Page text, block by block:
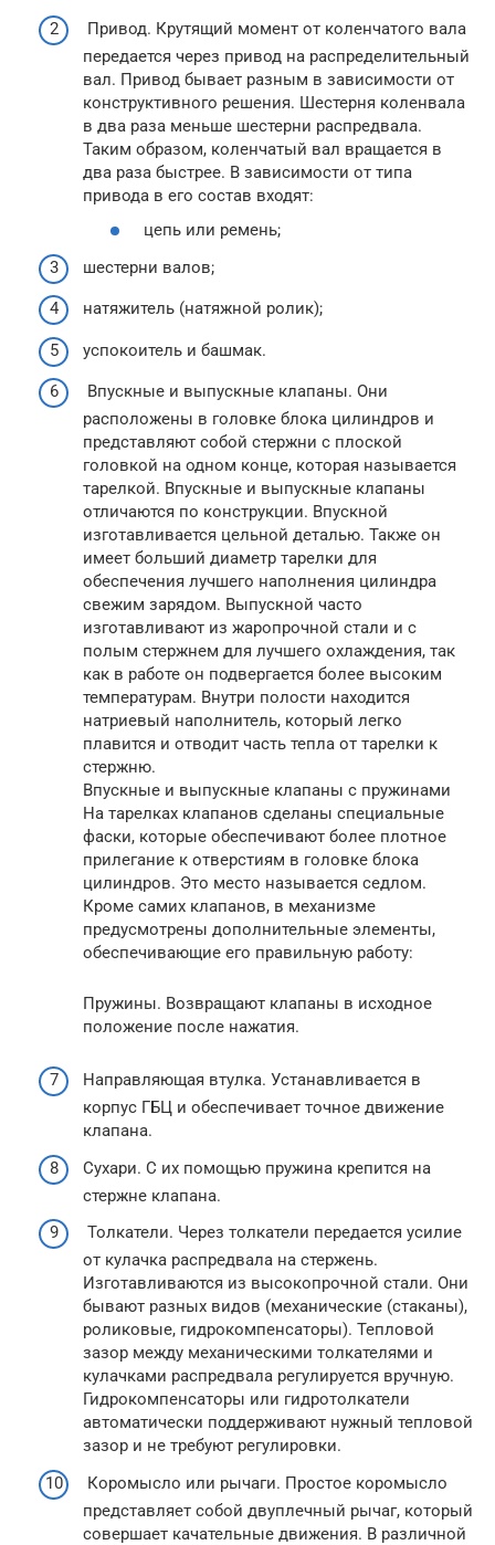
Привод. Крутящий момент от коленчатого вала
передается через привод на распределительный
вал. Привод бывает разным в зависимости от
конструктивного решения. Шестерня коленвала
в два раза меньше шестерни распредвала.
Таким образом, коленчатый вал вращается в
два раза быстрее. В зависимости от типа
привода в его состав входят:
цепь или ремень;
шестерни валов;
натяжитель (натяжной ролик);
успокоитель и башмак.
Впускные и выпускные клапаны. Они
расположены в головке блока цилиндров и
представляют собой стержни с плоской
головкой на одном конце, которая называется
тарелкой. Впускные и выпускные клапаны
отличаются по конструкции. Впускной
изготавливается цельной деталью. Также он
имеет больший диаметр тарелки для
обеспечения лучшего наполнения цилиндра
свежим зарядом. Выпускной часто
изготавливают из жаропрочной стали и с
полым стержнем для лучшего охлаждения, так
как в работе он подвергается более высоким
температурам. Внутри полости находится
натриевый наполнитель, который легко
плавится и отводит часть тепла от тарелки к
стержню.
Впускные и выпускные клапаны с пружинами
На тарелках клапанов сделаны специальные
фаски, которые обеспечивают более плотное
прилегание к отверстиям в головке блока
цилиндров. Это место называется седлом.
Кроме самих клапанов, в механизме
предусмотрены дополнительные элементы,
обеспечивающие его правильную работу:
Пружины. Возвращают клапаны в исходное
положение после нажатия.
Направляющая втулка. Устанавливается в
корпус ГБЦ и обеспечивает точное движение
клапана.
Сухари. С их помощью пружина крепится на
стержне клапана.
Толкатели. Через толкатели передается усилие
от кулачка распредвала на стержень.
Изготавливаются из высокопрочной стали. Они
бывают разных видов (механические (стаканы),
роликовые, гидрокомпенсаторы). Тепловой
зазор между механическими толкателями и
кулачками распредвала регулируется вручную.
Гидрокомпенсаторы или гидротолкатели
автоматически поддерживают нужный тепловой
зазор и не требуют регулировки.
Коромысло или рычаги. Простое коромысло
представляет собой двуплечный рычаг, который
совершает качательные движения. В различной